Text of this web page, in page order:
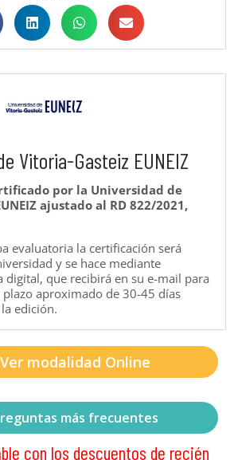
Vitoria-Gasteiz EUNEIZ
por la Universidad de
ajustado al RD 822/2021,
evaluatoria la certificación será
y se hace mediante
que recibirá en su e-mail para
plazo aproximado de 30-45 días
edición.
Ver modalidad Online
más frecuentes
con los descuentos de recién